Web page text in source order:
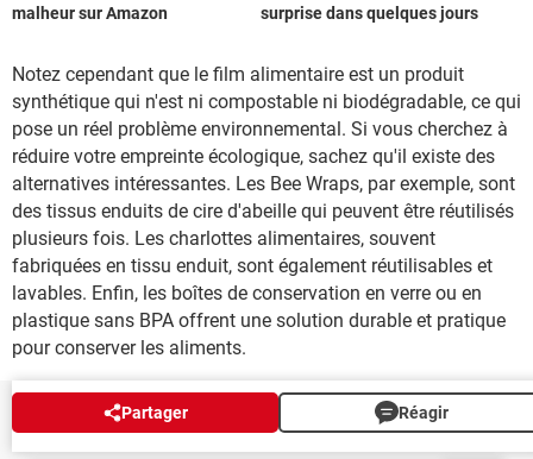
malheur sur Amazon
surprise dans quelques jours
Notez cependant que le film alimentaire est un produit
synthétique qui n'est ni compostable ni biodégradable, ce qui
pose un réel problème environnemental. Si vous cherchez à
réduire votre empreinte écologique, sachez qu'il existe des
alternatives intéressantes. Les Bee Wraps, par exemple, sont
des tissus enduits de cire d'abeille qui peuvent être réutilisés
plusieurs fois. Les charlottes alimentaires, souvent
fabriquées en tissu enduit, sont également réutilisables et
lavables. Enfin, les boîtes de conservation en verre ou en
plastique sans BPA offrent une solution durable et pratique
pour conserver les aliments.
Partager Réagir
NEWSLETTER